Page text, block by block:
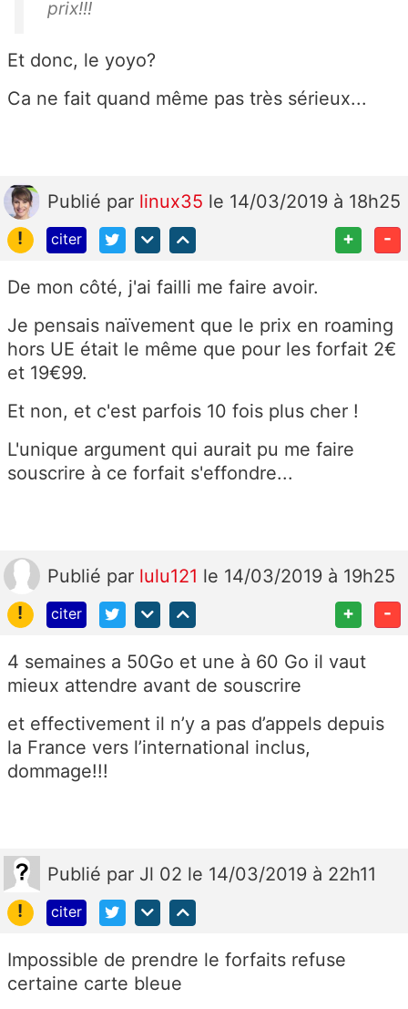
prix!!!
Et donc, le yoyo?
Ca ne fait quand même pas très sérieux...
Publié par linux35 le 14/03/2019 à 18h25
!
citer + -
De mon côté, j'ai failli me faire avoir.
Je pensais naïvement que le prix en roaming
hors UE était le même que pour les forfait 2€
et 19€99.
Et non, et c'est parfois 10 fois plus cher !
L'unique argument qui aurait pu me faire
souscrire à ce forfait s'effondre...
Publié par lulu121 le 14/03/2019 à 19h25
!
citer + -
4 semaines a 50Go et une à 60 Go il vaut
mieux attendre avant de souscrire
et effectivement il n’y a pas d’appels depuis
la France vers l’international inclus,
dommage!!!
Publié par Jl 02 le 14/03/2019 à 22h11
!
citer
Impossible de prendre le forfaits refuse
certaine carte bleue